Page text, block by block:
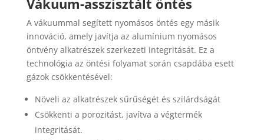
Vákuum-asszisztált öntés
A vákuummal segített nyomásos öntés egy másik
innováció, amely javítja az alumínium nyomásos
öntvény alkatrészek szerkezeti integritását. Ez a
technológia az öntési folyamat során csapdába esett
gázok csökkentésével:
Növeli az alkatrészek sűrűségét és szilárdságát
Csökkenti a porozitást, javítva a végtermék
integritását.